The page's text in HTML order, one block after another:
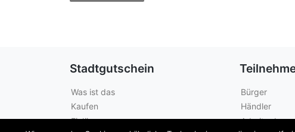
Stadtgutschein
Was ist das
Kaufen
Einlösen
Bürger
Händler
Arbeitgeber